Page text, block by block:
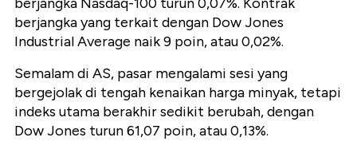
berjangka yang terkait dengan Dow Jones
Industrial Average naik 9 poin, atau 0,02%.
Semalam di AS, pasar mengalami sesi yang
bergejolak di tengah kenaikan harga minyak, tetapi
indeks utama berakhir sedikit berubah, dengan
Dow Jones turun 61,07 poin, atau 0,13%.